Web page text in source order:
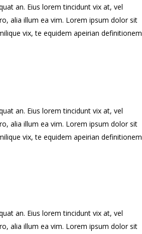
an. Eius lorem tincidunt vix at, vel
alia illum ea vim. Lorem ipsum dolor sit
vix, te equidem apeirian definitionem
an. Eius lorem tincidunt vix at, vel
alia illum ea vim. Lorem ipsum dolor sit
vix, te equidem apeirian definitionem
an. Eius lorem tincidunt vix at, vel
alia illum ea vim. Lorem ipsum dolor sit